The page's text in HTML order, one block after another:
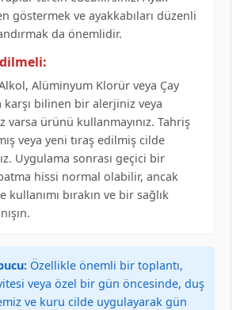
göstermek ve ayakkabıları düzenli
da önemlidir.
Alüminyum Klorür veya Çay
karşı bilinen bir alerjiniz veya
varsa ürünü kullanmayınız. Tahriş
veya yeni tıraş edilmiş cilde
Uygulama sonrası geçici bir
hissi normal olabilir, ancak
kullanımı bırakın ve bir sağlık
Özellikle önemli bir toplantı,
veya özel bir gün öncesinde, duş
ve kuru cilde uygulayarak gün